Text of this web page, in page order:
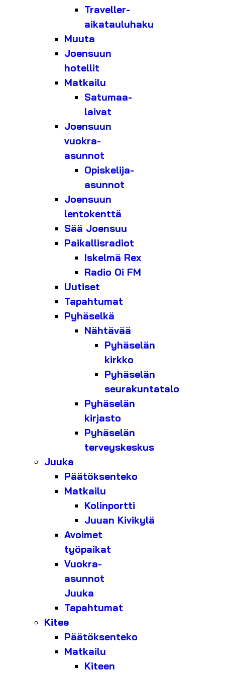
Traveller-
aikatauluhaku
Muuta
Joensuun
hotellit
Matkailu
Satumaa-
laivat
Joensuun
vuokra-
asunnot
Opiskelija-
asunnot
Joensuun
lentokenttä
Sää Joensuu
Paikallisradiot
Iskelmä Rex
Radio Oi FM
Uutiset
Tapahtumat
Pyhäselkä
Nähtävää
Pyhäselän
kirkko
Pyhäselän
seurakuntatalo
Pyhäselän
kirjasto
Pyhäselän
terveyskeskus
Juuka
Päätöksenteko
Matkailu
Kolinportti
Juuan Kivikylä
Avoimet
työpaikat
Vuokra-
asunnot
Juuka
Tapahtumat
Kitee
Päätöksenteko
Matkailu
Kiteen